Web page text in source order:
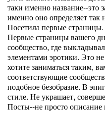
таки именно название--это
именно оно определяет
Посетила первые
Первые страницы вашего
сообщество, где
элементами эротики. Это
хотите заниматься таким,
соответствующие
подобное безобразие. В
стиле. Не украшает,
Посты--не просто описание